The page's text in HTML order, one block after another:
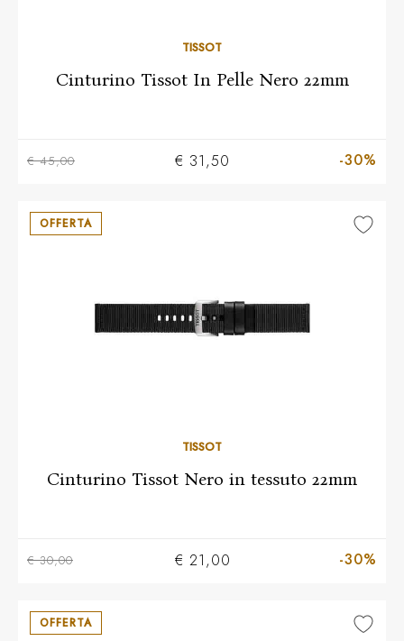
TISSOT
Cinturino Tissot In Pelle Nero 22mm
€ 45,00 € 31,50 -30%
OFFERTA
TISSOT
Cinturino Tissot Nero in tessuto 22mm
€ 30,00 € 21,00 -30%
OFFERTA